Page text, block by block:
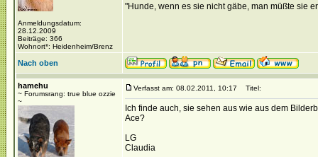
Anmeldungsdatum:
28.12.2009
Beiträge: 366
Wohnort*: Heidenheim/Brenz
"Hunde, wenn es sie nicht gäbe, man müßte sie
Nach oben
hamehu
~ Forumsrang: true blue ozzie
~
Verfasst am: 08.02.2011, 10:17 Titel:
Ich finde auch, sie sehen aus wie aus dem
Ace?
LG
Claudia